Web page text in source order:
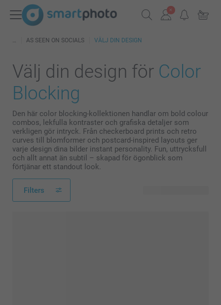
AS SEEN ON SOCIALS VÄLJ DIN DESIGN
Välj din design för Color
Blocking
Den här color blocking-kollektionen handlar om bold colour
combos, lekfulla kontraster och grafiska detaljer som
verkligen gör intryck. Från checkerboard prints och retro
curves till blomformer och postcard-inspired layouts ger
varje design dina bilder instant personality. Fun, uttrycksfull
och allt annat än subtil – skapad för ögonblick som
förtjänar ett standout look.
Filters